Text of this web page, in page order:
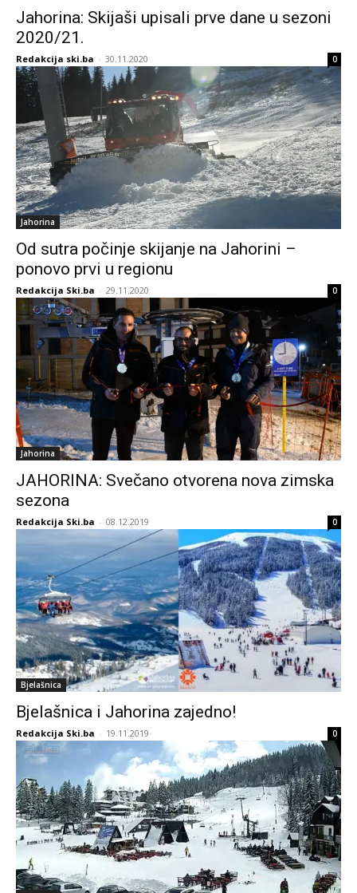
Jahorina: Skijaši upisali prve dane u sezoni
2020/21.
Redakcija ski.ba - 30.11.2020 0
Jahorina
Od sutra počinje skijanje na Jahorini –
ponovo prvi u regionu
Redakcija Ski.ba - 29.11.2020 0
Jahorina
JAHORINA: Svečano otvorena nova zimska
sezona
Redakcija Ski.ba - 08.12.2019 0
Bjelašnica
Bjelašnica i Jahorina zajedno!
Redakcija Ski.ba - 19.11.2019 0